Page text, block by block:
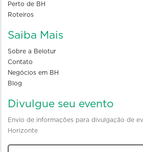
Perto de BH
Roteiros
Saiba Mais
Sobre a Belotur
Contato
Negócios em BH
Blog
Divulgue seu evento
Envio de informações para divulgação de
Horizonte